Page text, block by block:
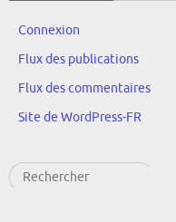
Connexion
Flux des publications
Flux des commentaires
Site de WordPress-FR
Rechercher